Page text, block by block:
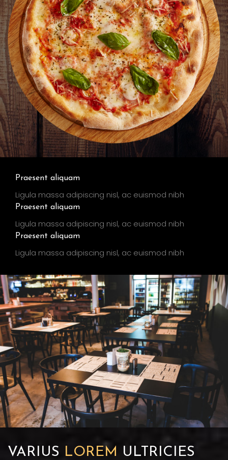
Praesent aliquam
Ligula massa adipiscing nisl, ac euismod nibh
Praesent aliquam
Ligula massa adipiscing nisl, ac euismod nibh
Praesent aliquam
Ligula massa adipiscing nisl, ac euismod nibh
VARIUS LOREM ULTRICIES